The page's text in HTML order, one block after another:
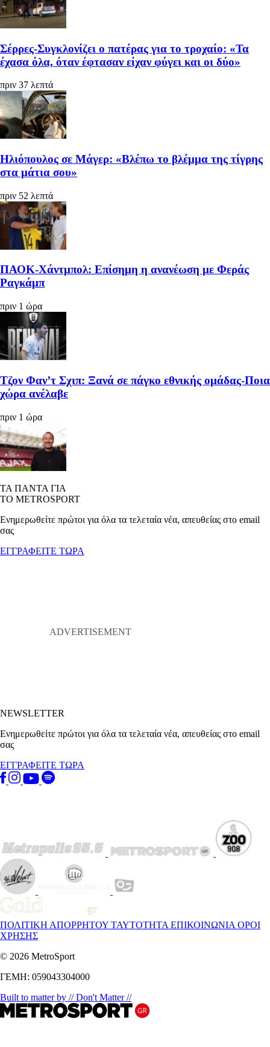
Σέρρες-Συγκλονίζει ο πατέρας για το τροχαίο: «Τα
έχασα όλα, όταν έφτασαν είχαν φύγει και οι δύο»
πριν 37 λεπτά
Ηλιόπουλος σε Μάγερ: «Βλέπω το βλέμμα της τίγρης
στα μάτια σου»
πριν 52 λεπτά
ΠΑΟΚ-Χάντμπολ: Επίσημη η ανανέωση με Φεράς
Ραγκάμπ
πριν 1 ώρα
Τζον Φαν’τ Σχιπ: Ξανά σε πάγκο εθνικής ομάδας-Ποια
χώρα ανέλαβε
πριν 1 ώρα
ΤΑ ΠΑΝΤΑ ΓΙΑ
ΤΟ METROSPORT
Ενημερωθείτε πρώτοι για όλα τα τελεταία νέα, απευθείας στο email
σας
ΕΓΓΡΑΦΕΙΤΕ ΤΩΡΑ
NEWSLETTER
Ενημερωθείτε πρώτοι για όλα τα τελεταία νέα, απευθείας στο email
σας
ΕΓΓΡΑΦΕΙΤΕ ΤΩΡΑ
ΠΟΛΙΤΙΚΗ ΑΠΟΡΡΗΤΟΥ ΤΑΥΤΟΤΗΤΑ ΕΠΙΚΟΙΝΩΝΙΑ ΟΡΟΙ
ΧΡΗΣΗΣ
© 2026 MetroSport
ΓΕΜΗ: 059043304000
Built to matter by // Don't Matter //